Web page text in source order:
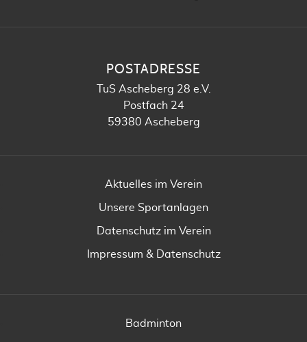
POSTADRESSE
TuS Ascheberg 28 e.V.
Postfach 24
59380 Ascheberg
Aktuelles im Verein
Unsere Sportanlagen
Datenschutz im Verein
Impressum & Datenschutz
Badminton